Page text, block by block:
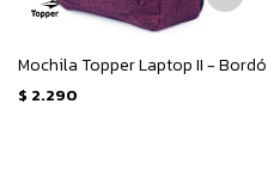
Mochila Topper Laptop II - Bordó
$ 2.290